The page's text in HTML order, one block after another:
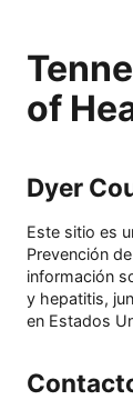
of
Dyer
Este sitio es
Prevención
información
y hepatitis,
en Estados